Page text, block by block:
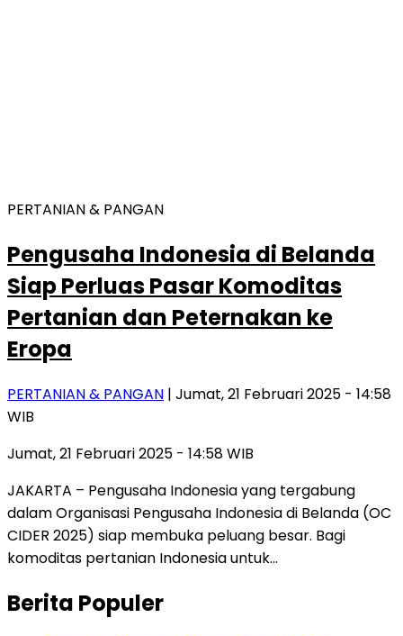
PERTANIAN & PANGAN
Pengusaha Indonesia di Belanda
Siap Perluas Pasar Komoditas
Pertanian dan Peternakan ke
Eropa
PERTANIAN & PANGAN | Jumat, 21 Februari 2025 - 14:58
WIB
Jumat, 21 Februari 2025 - 14:58 WIB
JAKARTA – Pengusaha Indonesia yang tergabung
dalam Organisasi Pengusaha Indonesia di Belanda (OC
CIDER 2025) siap membuka peluang besar. Bagi
komoditas pertanian Indonesia untuk…
Berita Populer